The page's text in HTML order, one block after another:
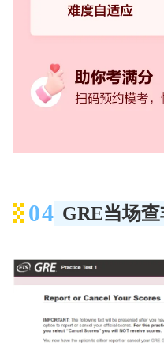
04 GRE当场